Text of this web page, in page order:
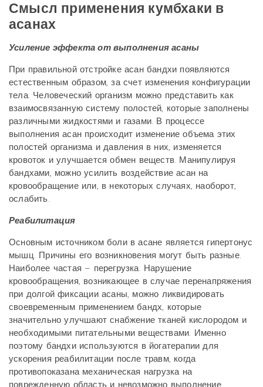
Смысл применения кумбхаки в
асанах
Усиление эффекта от выполнения асаны
При правильной отстройке асан бандхи появляются
естественным образом, за счет изменения конфигурации
тела. Человеческий организм можно представить как
взаимосвязанную систему полостей, которые заполнены
различными жидкостями и газами. В процессе
выполнения асан происходит изменение объема этих
полостей организма и давления в них, изменяется
кровоток и улучшается обмен веществ. Манипулируя
бандхами, можно усилить воздействие асан на
кровообращение или, в некоторых случаях, наоборот,
ослабить.
Реабилитация
Основным источником боли в асане является гипертонус
мышц. Причины его возникновения могут быть разные.
Наиболее частая – перегрузка. Нарушение
кровообращения, возникающее в случае перенапряжения
при долгой фиксации асаны, можно ликвидировать
своевременным применением бандх, которые
значительно улучшают снабжение тканей кислородом и
необходимыми питательными веществами. Именно
поэтому бандхи используются в йогатерапии для
ускорения реабилитации после травм, когда
противопоказана механическая нагрузка на
поврежденную область и невозможно выполнение